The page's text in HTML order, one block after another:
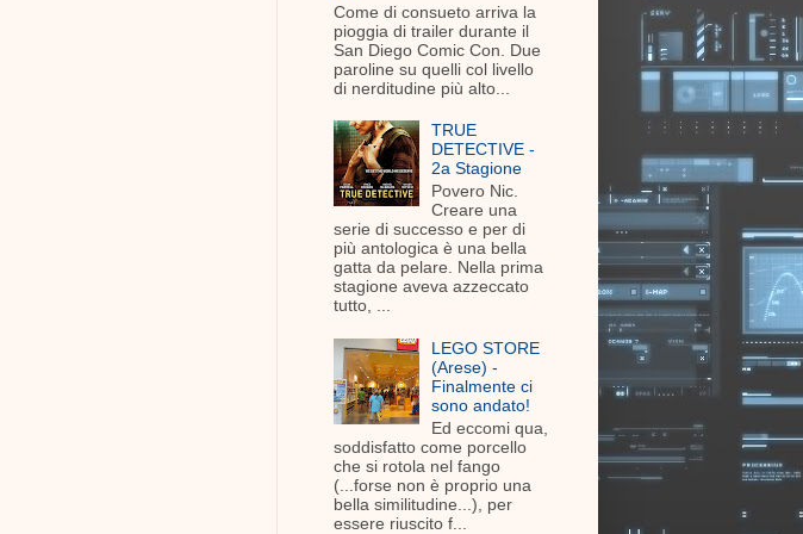
Come di consueto arriva la
pioggia di trailer durante il
San Diego Comic Con. Due
paroline su quelli col livello
di nerditudine più alto...
TRUE
DETECTIVE -
2a Stagione
Povero Nic.
Creare una
serie di successo e per di
più antologica è una bella
gatta da pelare. Nella prima
stagione aveva azzeccato
tutto, ...
LEGO STORE
(Arese) -
Finalmente ci
sono andato!
Ed eccomi qua,
soddisfatto come porcello
che si rotola nel fango
(...forse non è proprio una
bella similitudine...), per
essere riuscito f...